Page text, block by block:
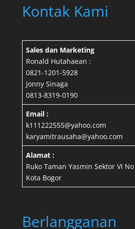
Kontak Kami
Sales dan Marketing
Ronald Hutahaean :
0821-1201-5928
Jonny Sinaga
0813-8319-0190
Email :
k111222555@yahoo.com
karyamitrausaha@yahoo.com
Alamat :
Ruko Taman Yasmin Sektor VI
Kota Bogor
Berlangganan